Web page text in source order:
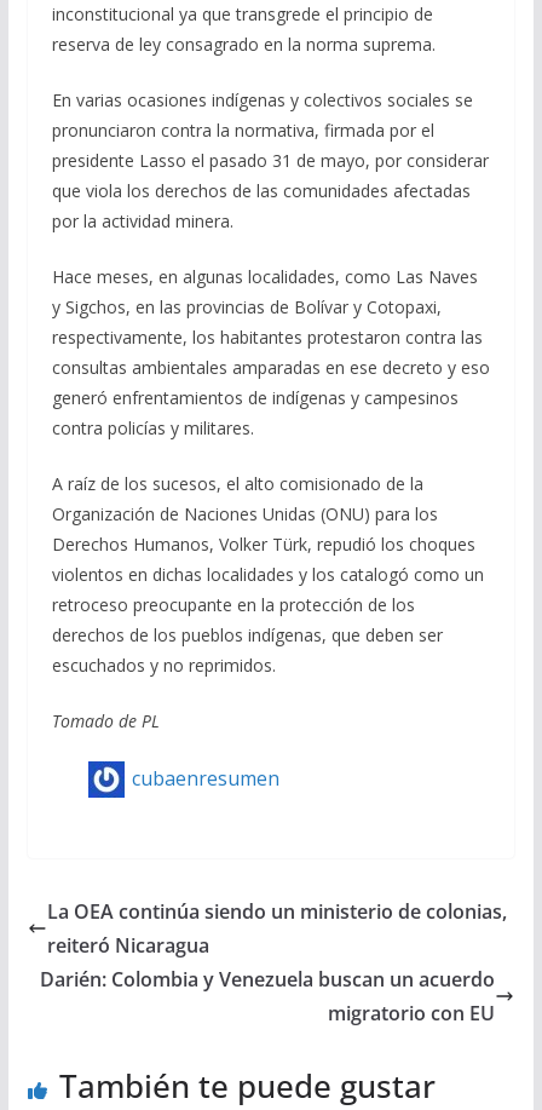
inconstitucional ya que transgrede el principio de
reserva de ley consagrado en la norma suprema.
En varias ocasiones indígenas y colectivos sociales se
pronunciaron contra la normativa, firmada por el
presidente Lasso el pasado 31 de mayo, por considerar
que viola los derechos de las comunidades afectadas
por la actividad minera.
Hace meses, en algunas localidades, como Las Naves
y Sigchos, en las provincias de Bolívar y Cotopaxi,
respectivamente, los habitantes protestaron contra las
consultas ambientales amparadas en ese decreto y eso
generó enfrentamientos de indígenas y campesinos
contra policías y militares.
A raíz de los sucesos, el alto comisionado de la
Organización de Naciones Unidas (ONU) para los
Derechos Humanos, Volker Türk, repudió los choques
violentos en dichas localidades y los catalogó como un
retroceso preocupante en la protección de los
derechos de los pueblos indígenas, que deben ser
escuchados y no reprimidos.
Tomado de PL
cubaenresumen
La OEA continúa siendo un ministerio de colonias,
reiteró Nicaragua
Darién: Colombia y Venezuela buscan un acuerdo
migratorio con EU
También te puede gustar